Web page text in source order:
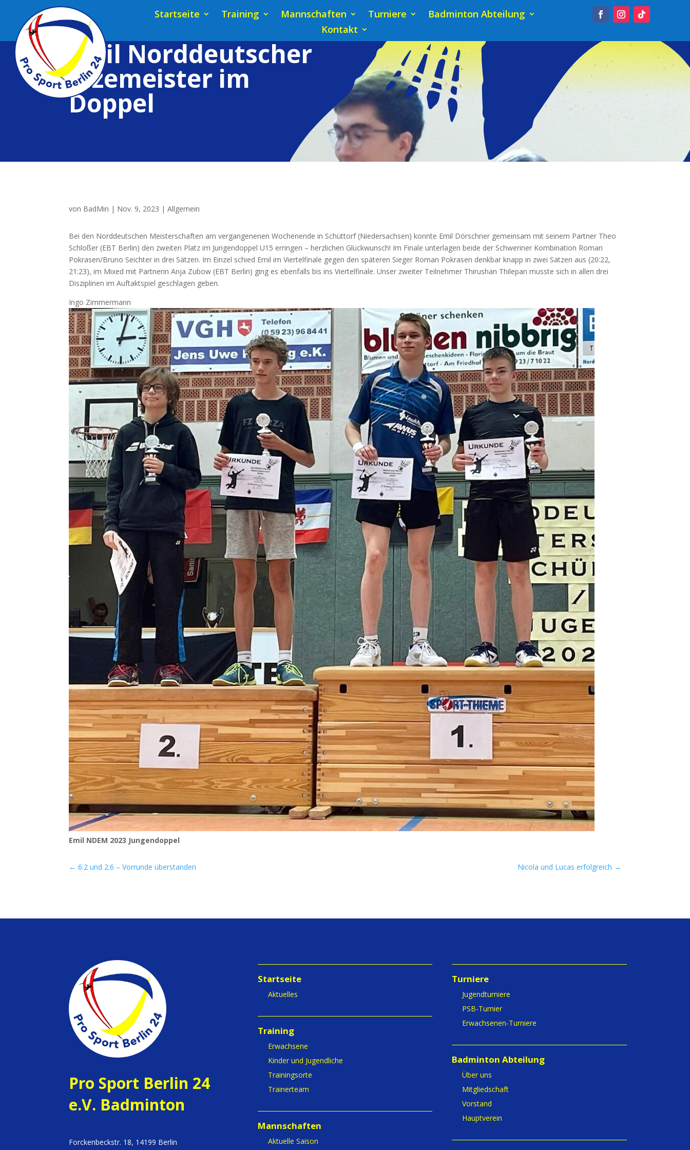
Startseite Training Mannschaften Turniere
Badminton Abteilung
Kontakt
Emil Norddeutscher
Vizemeister im
Doppel
von BadMin | Nov. 9, 2023 |Allgemein
Bei den Nord­deut­schen Meis­ter­schaf­ten am ver­gan­ge­ne­nen Wochen­en­de in Schüt­torf (Nie­der­sach­sen) konn­te Emil Dör­sch­ner gemein­sam mit sei­nem Part­ner Theo
Schlo­ßer (EBT Ber­lin) den zwei­ten Platz im Jun­gen­dop­pelU15 errin­gen – herz­li­chen Glück­wunsch! Im Fina­le unter­la­gen bei­de der Schwe­ri­ner Kom­bi­na­ti­on Roman
Pokrasen/Bruno Seich­ter in drei Sät­zen. Im Ein­zel schied Emil im Vier­tel­fi­na­le gegen den spä­te­ren Sie­ger Roman Pokra­sen denk­bar knapp in zwei Sät­zen aus (20:22,
21:23), im Mixed mit Part­ne­rin Anja Zubow (EBT Ber­lin) ging es eben­falls bis ins Vier­tel­fi­na­le. Unser zwei­ter Teil­neh­mer Thi­rus­han Thi­le­pan muss­te sich in allen drei
Dis­zi­pli­nen im Auf­takt­spiel geschla­gen geben.
Ingo Zim­mer­mann
Emil NDEM 2023 Jungendoppel
←6:2 und 2:6 – Vorrunde überstanden Nicola und Lucas erfolgreich →
Pro Sport Berlin 24
e.V. Badminton
Forckenbeckstr. 18, 14199 Berlin
Startseite
Aktuelles
Training
Erwachsene
Kinder und Jugendliche
Trainingsorte
Trainerteam
Mannschaften
Aktuelle Saison
Turniere
Jugendturniere
PSB-Turnier
Erwachsenen-Turniere
Badminton Abteilung
Über uns
Mitgliedschaft
Vorstand
Hauptverein